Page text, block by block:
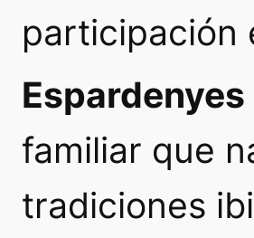
participación
familiar que
tradiciones